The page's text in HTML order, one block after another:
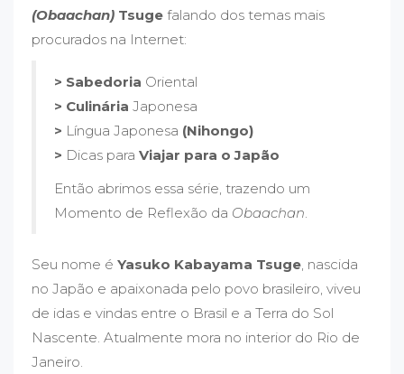
(Obaachan) Tsuge falando dos temas mais
procurados na Internet:
> Sabedoria Oriental
> Culinária Japonesa
> Língua Japonesa (Nihongo)
> Dicas para Viajar para o Japão
Então abrimos essa série, trazendo um
Momento de Reflexão da Obaachan.
Seu nome é Yasuko Kabayama Tsuge, nascida
no Japão e apaixonada pelo povo brasileiro, viveu
de idas e vindas entre o Brasil e a Terra do Sol
Nascente. Atualmente mora no interior do Rio de
Janeiro.